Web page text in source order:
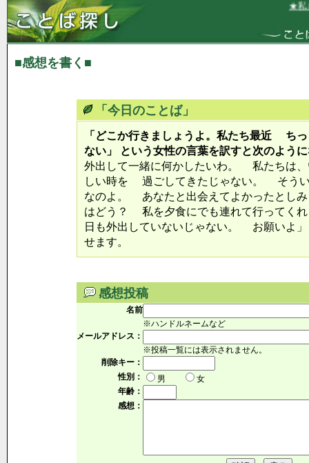
★私は
■感想を書く■
「今日のことば」
「どこか行きましょうよ。私たち最近 ち
ない」 という女性の言葉を訳すと次のよう
外出して一緒に何かしたいわ。 私たちは、
しい時を 過ごしてきたじゃない。 そうい
なのよ。 あなたと出会えてよかったとし
はどう？ 私を夕食にでも連れて行ってく
日も外出していないじゃない。 お願いよ
せます。
感想投稿
名前
※ハンドルネームなど
メールアドレス：
※投稿一覧には表示されません。
削除キー：
性別：
男
女
年齢：
感想：